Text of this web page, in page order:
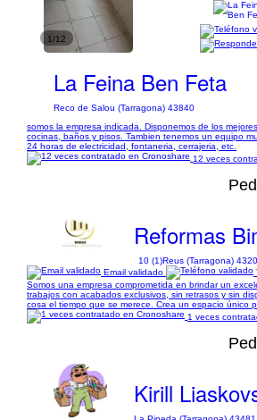
1/12
La Feina Ben Feta
Reco de Salou (Tarragona) 43840
somos la empresa indicada. Disponemos de los
cocinas, baños y pisos. Tambien tenemos un equipo
24 horas de electricidad, fontaneria, cerrajeria, etc.
12 veces
Reformas
10 (1)Reus (Tarragona)
Email validado
Somos una empresa comprometida en brindar un
trabajos con acabados exclusivos, sin retrasos y sin
cosa el tiempo que se merece. Crea un espacio único
1 veces
Kirill